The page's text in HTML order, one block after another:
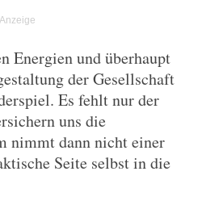
Energien und überhaupt
der Gesellschaft
Es fehlt nur der
uns die
nimmt dann nicht einer
Seite selbst in die